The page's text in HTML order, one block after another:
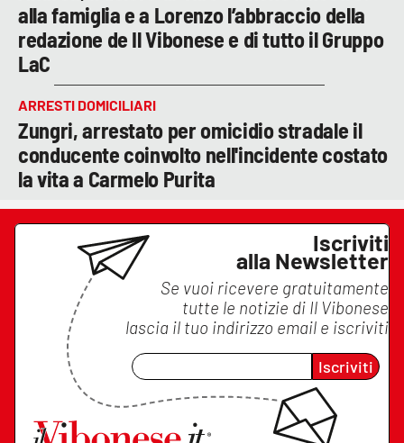
alla famiglia e a Lorenzo l’abbraccio della
redazione de Il Vibonese e di tutto il Gruppo
LaC
ARRESTI DOMICILIARI
Zungri, arrestato per omicidio stradale il
conducente coinvolto nell'incidente costato
la vita a Carmelo Purita
Iscriviti
alla Newsletter
Se vuoi ricevere gratuitamente
tutte le notizie di Il Vibonese
lascia il tuo indirizzo email e iscriviti
Iscriviti